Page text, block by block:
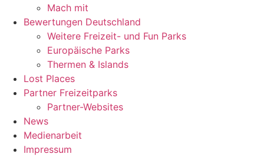
Mach mit
Bewertungen Deutschland
Weitere Freizeit- und Fun Parks
Europäische Parks
Thermen & Islands
Lost Places
Partner Freizeitparks
Partner-Websites
News
Medienarbeit
Impressum